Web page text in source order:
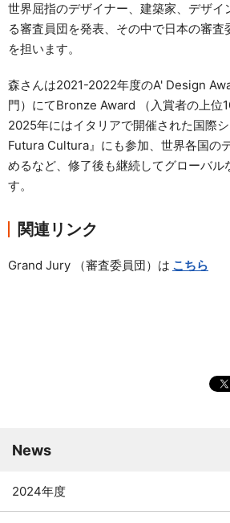
世界屈指のデザイナー、建築家、デザイ
る審査員団を発表、その中で日本の審
を担います。
森さんは2021-2022年度のA' Design
門）にてBronze Award （入賞者の上位
2025年にはイタリアで開催された国際
Futura Cultura』にも参加、世界各国の
めるなど、修了後も継続してグローバル
す。
関連リンク
Grand Jury （審査委員団）は こちら
News
2024年度